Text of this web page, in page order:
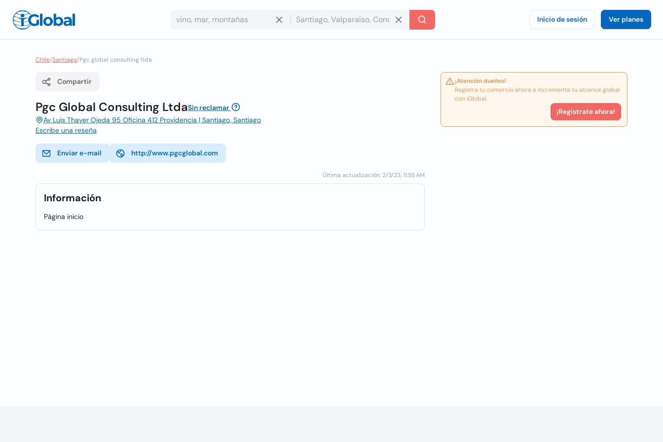
Inicio de sesión Ver planes
Chile/Santiago/Pgc global consulting ltda
Compartir
Pgc Global Consulting LtdaSin reclamar
Av Luis Thayer Ojeda 95 Oficina 412 Providencia | Santiago, Santiago
Escribe una reseña
Enviar e-mail http://www.pgcglobal.com
Última actualización: 2/3/23, 11:55 AM
Información
Página inicio
¡Atención dueños!
Registra tu comercio ahora e incrementa tu alcance global
con iGlobal.
¡Registrate ahora!